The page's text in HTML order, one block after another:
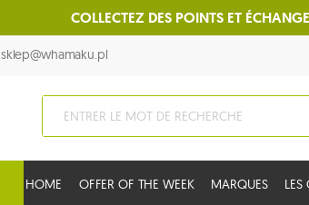
COLLECTEZ DES POINTS ET
sklep@whamaku.pl
HOME OFFER OF THE WEEK MARQUES LES